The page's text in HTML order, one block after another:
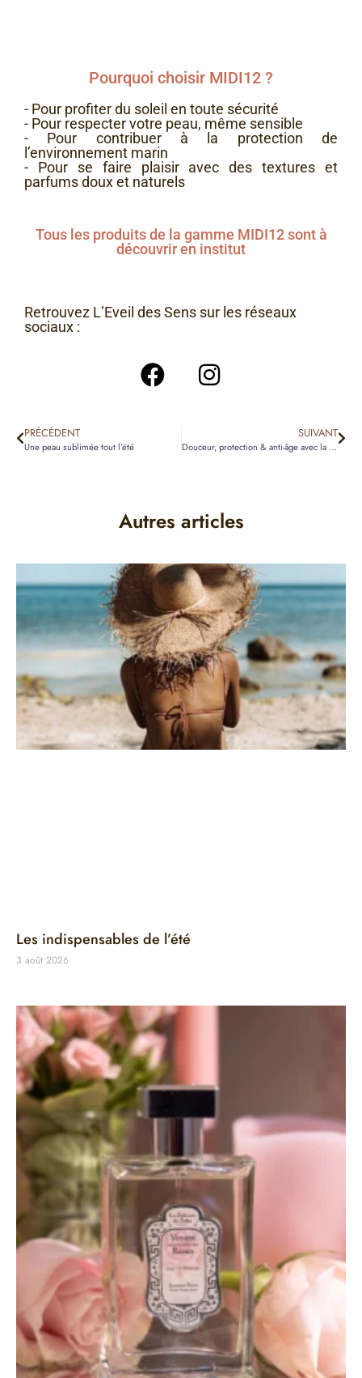
Pourquoi choisir MIDI12 ?
- Pour profiter du soleil en toute sécurité
- Pour respecter votre peau, même sensible
- Pour contribuer à la protection de
l’environnement marin
- Pour se faire plaisir avec des textures et
parfums doux et naturels
Tous les produits de la gamme MIDI12 sont à
découvrir en institut
Retrouvez L’Eveil des Sens sur les réseaux
sociaux :
PRÉCÉDENT
Une peau sublimée tout l’été
SUIVANT
Douceur, protection & anti-âge avec la Crème Mains LPG
Autres articles
Les indispensables de l’été
3 août 2026